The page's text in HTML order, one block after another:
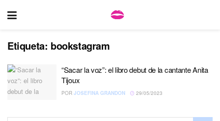
Etiqueta: bookstagram
“Sacar la voz”: el libro debut de la cantante Anita
Tijoux
POR JOSEFINA GRANDON 29/05/2023